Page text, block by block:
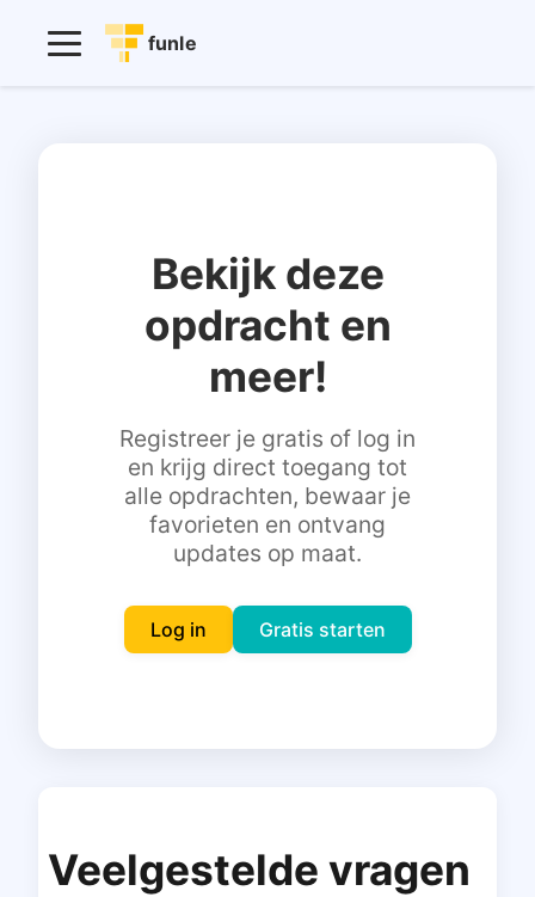
funle
Inloggen
Gratis starten
Bekijk deze
opdracht en
meer!
Registreer je gratis of log in
en krijg direct toegang tot
alle opdrachten, bewaar je
favorieten en ontvang
updates op maat.
Log in Gratis starten
Veelgestelde vragen